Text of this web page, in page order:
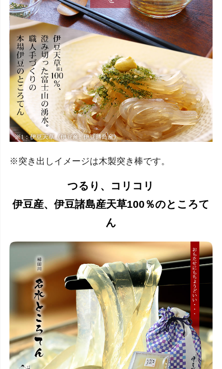
※突き出しイメージは木製突き棒です。
つるり、コリコリ
伊豆産、伊豆諸島産天草100％のところて
ん